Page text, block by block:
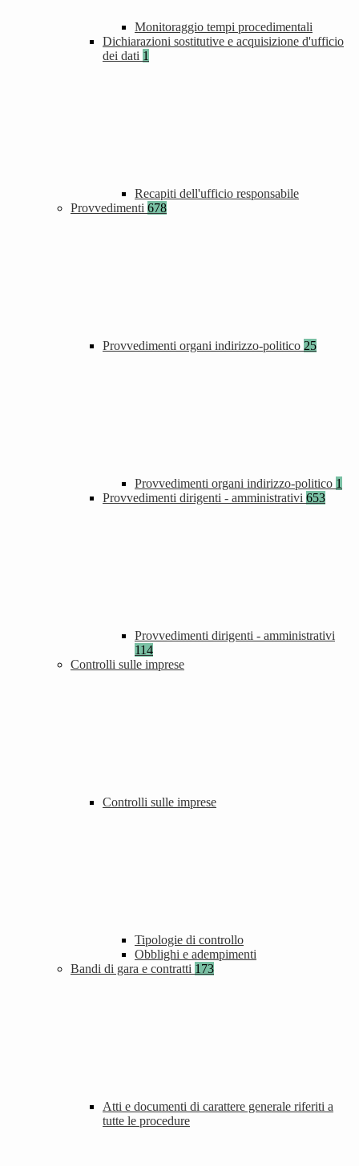
Monitoraggio tempi procedimentali
Dichiarazioni sostitutive e acquisizione d'ufficio
dei dati 1
Recapiti dell'ufficio responsabile
Provvedimenti 678
Provvedimenti organi indirizzo-politico 25
Provvedimenti organi indirizzo-politico 1
Provvedimenti dirigenti - amministrativi 653
Provvedimenti dirigenti - amministrativi
114
Controlli sulle imprese
Controlli sulle imprese
Tipologie di controllo
Obblighi e adempimenti
Bandi di gara e contratti 173
Atti e documenti di carattere generale riferiti a
tutte le procedure